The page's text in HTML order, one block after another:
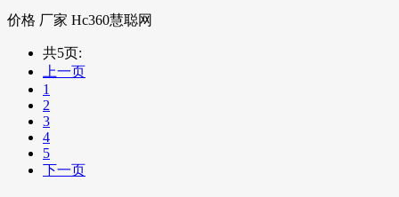
价格 厂家 Hc360慧聪网
共5页:
上一页
1
2
3
4
5
下一页